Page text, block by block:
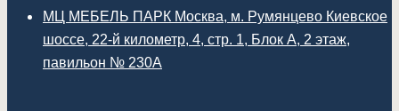
МЦ МЕБЕЛЬ ПАРК Москва, м. Румянцево Киевское
шоссе, 22-й километр, 4, стр. 1, Блок А, 2 этаж,
павильон № 230А